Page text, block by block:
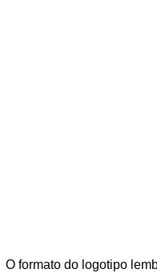
O formato do logotipo